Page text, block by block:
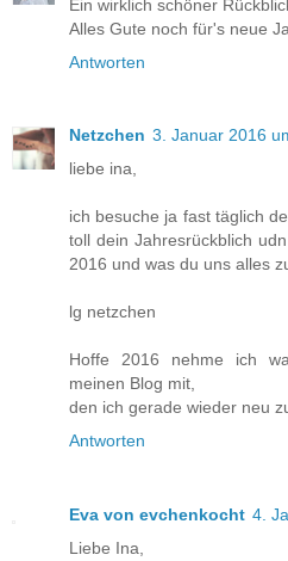
Ein wirklich schöner
Alles Gute noch für's neue
Antworten
Netzchen 3. Januar 2016
liebe ina,
ich besuche ja fast täglich
toll dein Jahresrückblich
2016 und was du uns alles
lg netzchen
Hoffe 2016 nehme ich
meinen Blog mit,
den ich gerade wieder neu
Antworten
Eva von evchenkocht 4.
Liebe Ina,